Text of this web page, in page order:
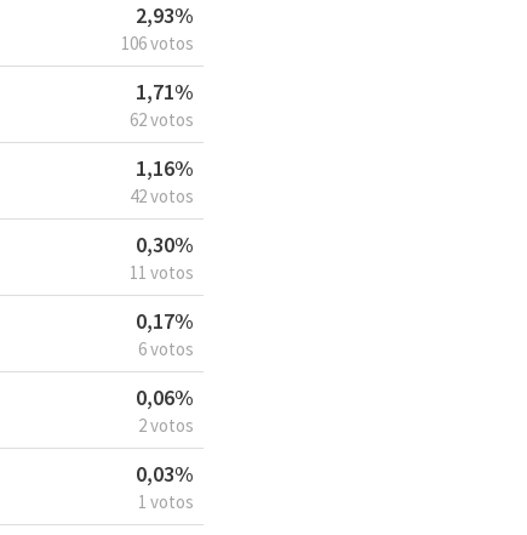
2,93%
106 votos
1,71%
62 votos
1,16%
42 votos
0,30%
11 votos
0,17%
6 votos
0,06%
2 votos
0,03%
1 votos